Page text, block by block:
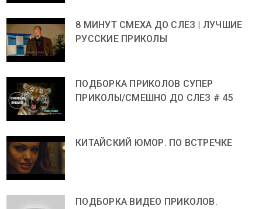
8 МИНУТ СМЕХА ДО СЛЕЗ | ЛУЧШИЕ
РУССКИЕ ПРИКОЛЫ
ПОДБОРКА ПРИКОЛОВ СУПЕР
ПРИКОЛЫ/СМЕШНО ДО СЛЕЗ # 45
КИТАЙСКИЙ ЮМОР. ПО ВСТРЕЧКЕ
ПОДБОРКА ВИДЕО ПРИКОЛОВ.